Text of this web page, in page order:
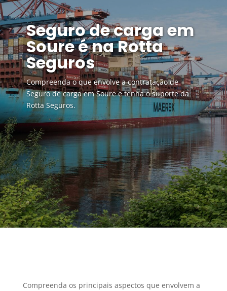
Seguro de carga em
Soure é na Rotta
Seguros
Compreenda o que envolve a contratação de
Seguro de carga em Soure e tenha o suporte da
Rotta Seguros.
Compreenda os principais aspectos que envolvem a